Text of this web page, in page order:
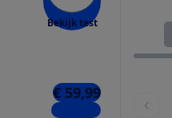
Bekijk test
€ 59,99
5 winkels